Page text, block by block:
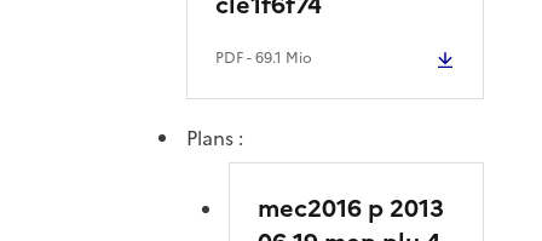
PDF- 69.1 Mio
Plans :
mec2016 p 2013